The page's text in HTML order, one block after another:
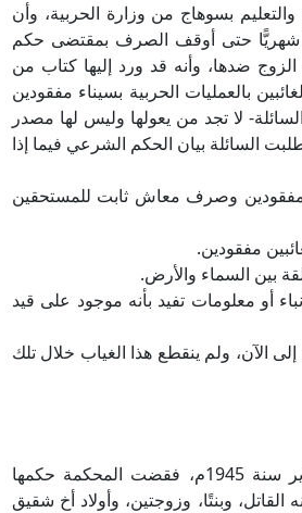
والتعليم بسوهاج من وزارة الحربية، وأن
شهريًّا حتى أوقف الصرف بمقتضى حكم
ضدها، وأنه قد ورد إليها كتاب من
بموجب القرار رقم 72 لسنة 1969م باعتبار الغائبين بالعمليات الحربية بسيناء مفقودين
لا تجد من يعولها وليس لها مصدر
عنها اعتبارًا من نوفمبر سنة 1969م للآن. وطلبت السائلة بيان الحكم الشرعي فيما إذا
الخاص باعتبار الغائبين مفقودين وصرف معاش ثابت للمستحقين
مفقودين.
بين السماء والأرض.
حتى اليوم لم تصل أنباء أو معلومات تفيد بأنه موجود على قيد
غياب الزوج المذكور كان غيابًا متصلًا من قبل يونيه سنة 1967م إلى الآن، ولم ينقطع هذا الغياب خلال تلك
في سنة 1945م قُتل رجلٌ بيد ابنه عمدًا، وقدم للمحاكمة في فبراير سنة 1945م، فقضت المحكمة حكمها
القاتل، وبنتًا، وزوجتين، وأولاد أخ شقيق